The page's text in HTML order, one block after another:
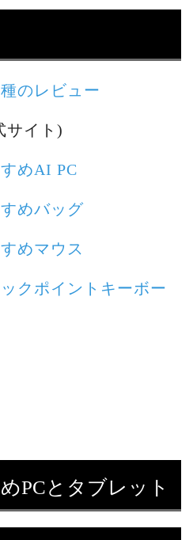
のレビュー
サイト)
めAI PC
めバッグ
めマウス
クポイントキーボー
PCとタブレット